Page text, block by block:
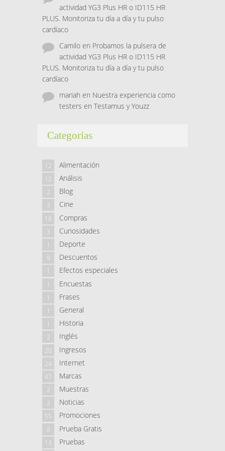
actividad YG3 Plus HR o ID115 HR
PLUS. Monitoriza tu día a día y tu pulso
cardíaco
Camilo en Probamos la pulsera de
actividad YG3 Plus HR o ID115 HR
PLUS. Monitoriza tu día a día y tu pulso
cardíaco
mariah en Nuestra experiencia como
testers en Testamus y Youzz
Categorías
Alimentación
12
Análisis
12
Blog
2
Cine
3
Compras
18
Curiosidades
3
Deporte
1
Descuentos
9
Efectos especiales
1
Encuestas
1
Frases
1
General
1
Historia
1
Inglés
2
Ingresos
20
Internet
24
Marcas
47
Muestras
2
Noticias
2
Promociones
55
Prueba Gratis
8
Pruebas
13